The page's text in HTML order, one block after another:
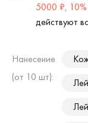
5000 ₽,
действуют
Нанесение
(от 10 шт):